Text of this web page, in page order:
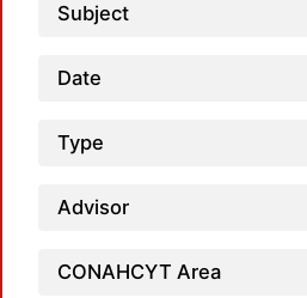
Subject
Date
Type
Advisor
CONAHCYT Area